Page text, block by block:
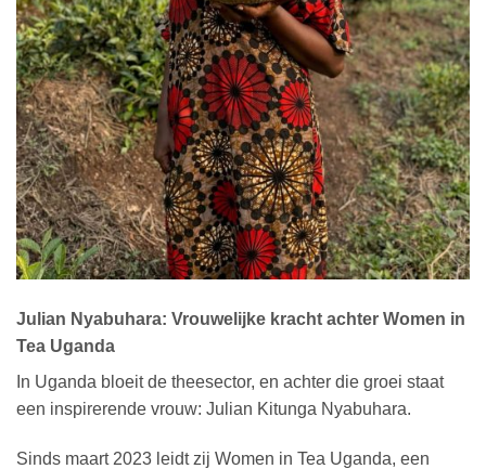
Julian Nyabuhara: Vrouwelijke kracht achter Women in
Tea Uganda
In Uganda bloeit de theesector, en achter die groei staat
een inspirerende vrouw: Julian Kitunga Nyabuhara.
Sinds maart 2023 leidt zij Women in Tea Uganda, een